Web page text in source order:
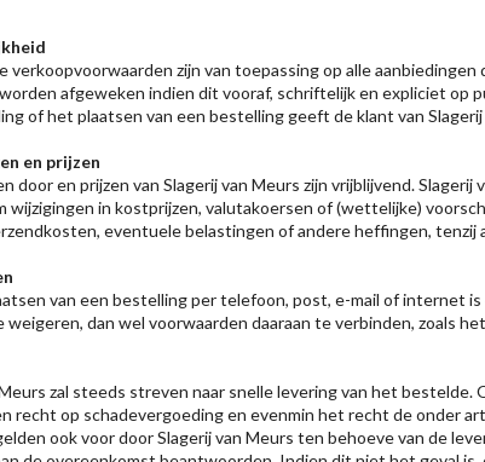
verkoopvoorwaarden zijn van toepassing op alle
afgeweken indien dit vooraf, schriftelijk en expliciet op
of het plaatsen van een bestelling geeft de klant van
en prijzen
door en prijzen van Slagerij van Meurs zijn vrijblijvend.
wijzigingen in kostprijzen, valutakoersen of (wettelijke)
eventuele belastingen of andere heffingen,
van een bestelling per telefoon, post, e-mail of internet
weigeren, dan wel voorwaarden daaraan te verbinden, zoals
zal steeds streven naar snelle levering van het
recht op schadevergoeding en evenmin het recht de onder
ook voor door Slagerij van Meurs ten behoeve van de